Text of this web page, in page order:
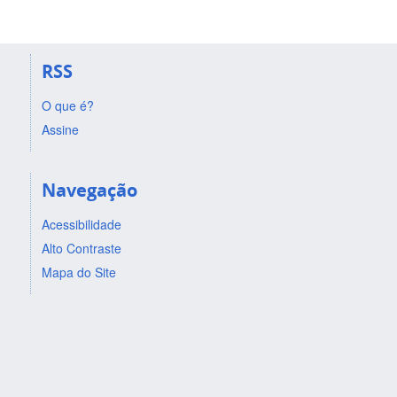
RSS
O que é?
Assine
Navegação
Acessibilidade
Alto Contraste
Mapa do Site